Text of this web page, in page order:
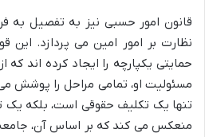
قانون امور حسبی نیز به تفصیل به
نظارت بر امور امین می پردازد. این
حمایتی یکپارچه را ایجاد کرده اند که
مسئولیت او، تمامی مراحل را پوشش
تنها یک تکلیف حقوقی است، بلکه یک
منعکس می کند که بر اساس آن،